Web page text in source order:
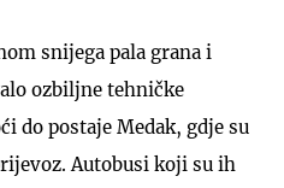
snijega pala grana i
ozbiljne tehničke
do postaje Medak, gdje su
Autobusi koji su ih